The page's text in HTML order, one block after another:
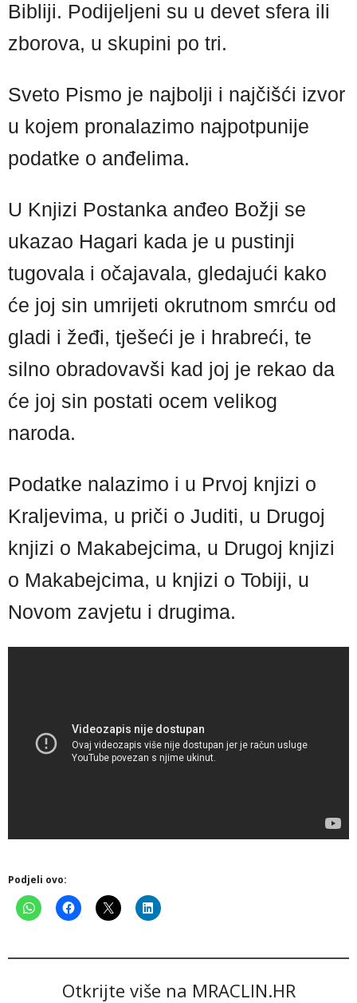
Bibliji. Podijeljeni su u devet sfera ili
zborova, u skupini po tri.
Sveto Pismo je najbolji i najčišći izvor
u kojem pronalazimo najpotpunije
podatke o anđelima.
U Knjizi Postanka anđeo Božji se
ukazao Hagari kada je u pustinji
tugovala i očajavala, gledajući kako
će joj sin umrijeti okrutnom smrću od
gladi i žeđi, tješeći je i hrabreći, te
silno obradovavši kad joj je rekao da
će joj sin postati ocem velikog
naroda.
Podatke nalazimo i u Prvoj knjizi o
Kraljevima, u priči o Juditi, u Drugoj
knjizi o Makabejcima, u Drugoj knjizi
o Makabejcima, u knjizi o Tobiji, u
Novom zavjetu i drugima.
Podjeli ovo:
Otkrijte više na MRACLIN.HR